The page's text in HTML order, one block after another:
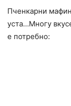
Пченкарни
уста…Многу
е потребно: